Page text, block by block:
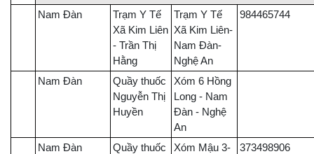
Nam Đàn
Trạm Y Tế
Xã Kim Liên
- Trần Thị
Hằng
Trạm Y Tế
Xã Kim Liên-
Nam Đàn-
Nghệ An
984465744
Nam Đàn
Quầy thuốc
Nguyễn Thị
Huyền
Xóm 6 Hồng
Long - Nam
Đàn - Nghệ
An
Nam Đàn
Quầy thuốc
Xóm Mậu 3-
373498906